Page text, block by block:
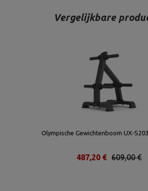
Vergelijkbare
Olympische Gewichtenboom UX-
609,00 €
487,20 €